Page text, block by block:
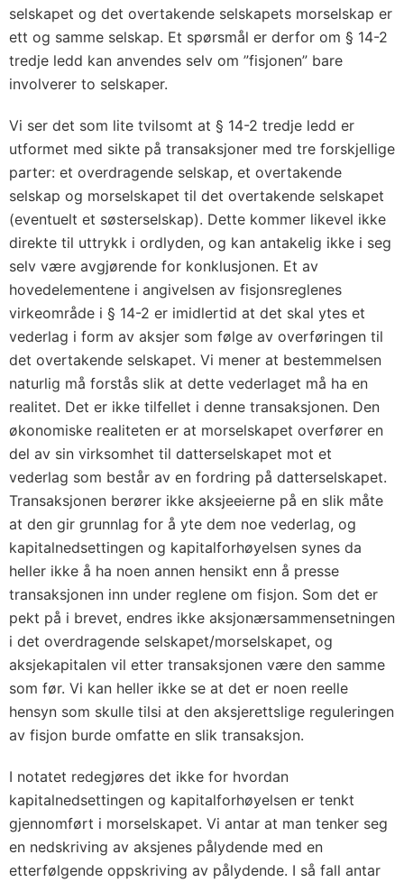
selskapet og det overtakende selskapets morselskap er
ett og samme selskap. Et spørsmål er derfor om § 14-2
tredje ledd kan anvendes selv om ”fisjonen” bare
involverer to selskaper.
Vi ser det som lite tvilsomt at § 14-2 tredje ledd er
utformet med sikte på transaksjoner med tre forskjellige
parter: et overdragende selskap, et overtakende
selskap og morselskapet til det overtakende selskapet
(eventuelt et søsterselskap). Dette kommer likevel ikke
direkte til uttrykk i ordlyden, og kan antakelig ikke i seg
selv være avgjørende for konklusjonen. Et av
hovedelementene i angivelsen av fisjonsreglenes
virkeområde i § 14-2 er imidlertid at det skal ytes et
vederlag i form av aksjer som følge av overføringen til
det overtakende selskapet. Vi mener at bestemmelsen
naturlig må forstås slik at dette vederlaget må ha en
realitet. Det er ikke tilfellet i denne transaksjonen. Den
økonomiske realiteten er at morselskapet overfører en
del av sin virksomhet til datterselskapet mot et
vederlag som består av en fordring på datterselskapet.
Transaksjonen berører ikke aksjeeierne på en slik måte
at den gir grunnlag for å yte dem noe vederlag, og
kapitalnedsettingen og kapitalforhøyelsen synes da
heller ikke å ha noen annen hensikt enn å presse
transaksjonen inn under reglene om fisjon. Som det er
pekt på i brevet, endres ikke aksjonærsammensetningen
i det overdragende selskapet/morselskapet, og
aksjekapitalen vil etter transaksjonen være den samme
som før. Vi kan heller ikke se at det er noen reelle
hensyn som skulle tilsi at den aksjerettslige reguleringen
av fisjon burde omfatte en slik transaksjon.
I notatet redegjøres det ikke for hvordan
kapitalnedsettingen og kapitalforhøyelsen er tenkt
gjennomført i morselskapet. Vi antar at man tenker seg
en nedskriving av aksjenes pålydende med en
etterfølgende oppskriving av pålydende. I så fall antar